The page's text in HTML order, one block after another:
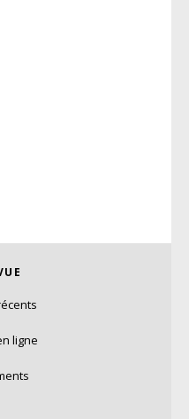
ligne